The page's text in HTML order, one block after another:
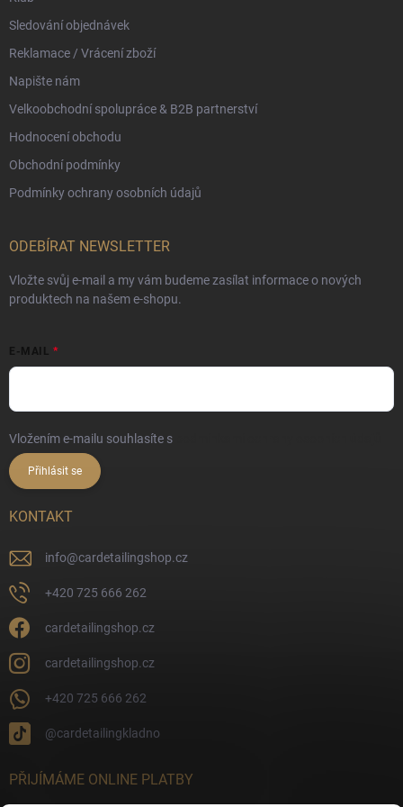
Sledování objednávek
Reklamace / Vrácení zboží
Napište nám
Velkoobchodní spolupráce & B2B partnerství
Hodnocení obchodu
Obchodní podmínky
Podmínky ochrany osobních údajů
ODEBÍRAT NEWSLETTER
Vložte svůj e-mail a my vám budeme zasílat informace o nových
produktech na našem e-shopu.
E-MAIL
Vložením e-mailu souhlasíte s
Přihlásit se
KONTAKT
info@cardetailingshop.cz
+420 725 666 262
cardetailingshop.cz
cardetailingshop.cz
+420 725 666 262
@cardetailingkladno
PŘIJÍMÁME ONLINE PLATBY